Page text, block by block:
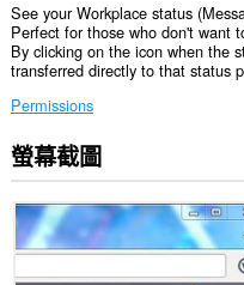
See your Workplace status
Perfect for those who don't want
By clicking on the icon when the
transferred directly to that status
Permissions
這
個
伸
套
件
能
螢幕截圖